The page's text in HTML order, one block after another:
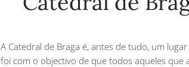
A Catedral de Braga é, antes de tudo, um
foi com o objectivo de que todos aqueles que